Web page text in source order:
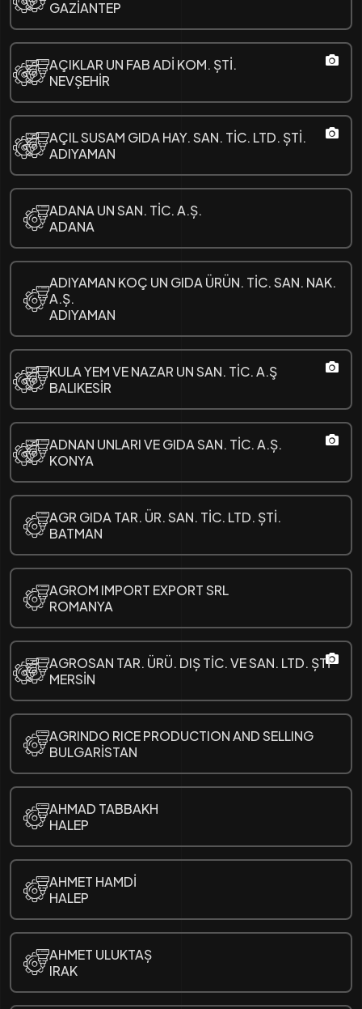
GAZİANTEP
AÇIKLAR UN FAB ADİ KOM. ȘTİ.
NEVȘEHİR
AÇIL SUSAM GIDA HAY. SAN. TİC. LTD. ȘTİ.
ADIYAMAN
ADANA UN SAN. TİC. A.Ș.
ADANA
ADIYAMAN KOÇ UN GIDA ÜRÜN. TİC. SAN. NAK.
A.Ș.
ADIYAMAN
KULA YEM VE NAZAR UN SAN. TİC. A.Ş
BALIKESİR
ADNAN UNLARI VE GIDA SAN. TİC. A.Ș.
KONYA
AGR GIDA TAR. ÜR. SAN. TİC. LTD. ȘTİ.
BATMAN
AGROM IMPORT EXPORT SRL
ROMANYA
AGROSAN TAR. ÜRÜ. DIȘ TİC. VE SAN. LTD. ȘTİ
MERSİN
AGRINDO RICE PRODUCTION AND SELLING
BULGARİSTAN
AHMAD TABBAKH
HALEP
AHMET HAMDİ
HALEP
AHMET ULUKTAȘ
IRAK